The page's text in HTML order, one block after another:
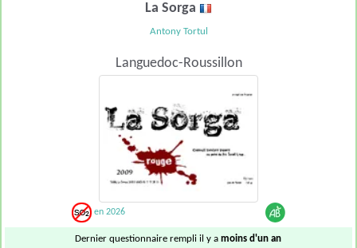
La Sorga
Antony Tortul
Languedoc-Roussillon
en 2026
Dernier questionnaire rempli il y amoins d'un an